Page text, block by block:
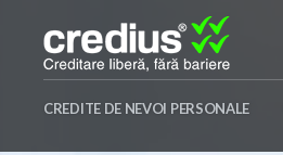
content
Credius
CREDITE DE NEVOI PERSONALE